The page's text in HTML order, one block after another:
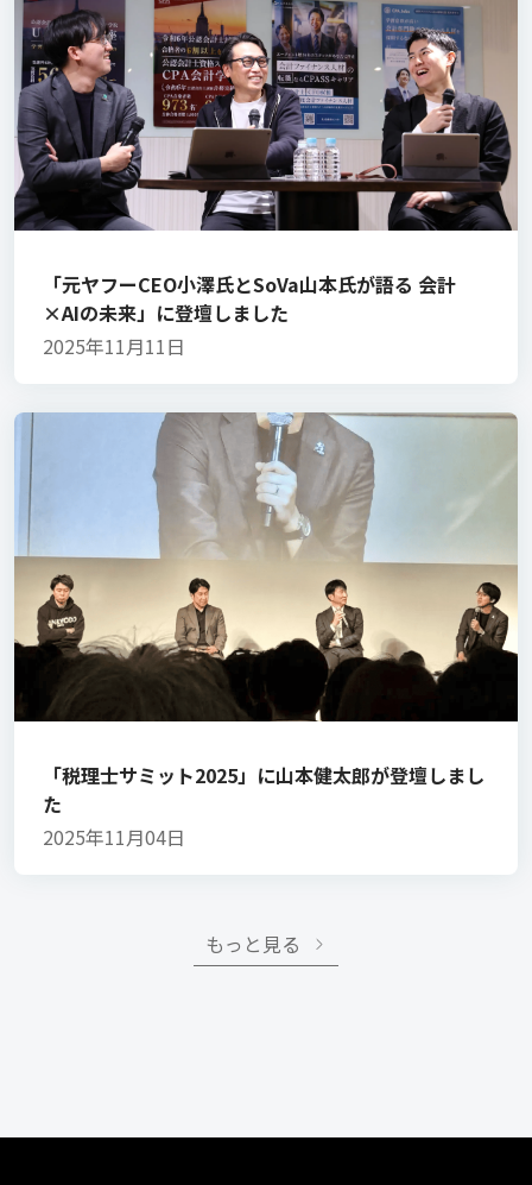
「元ヤフーCEO小澤氏とSoVa山本氏が語る 会計
×AIの未来」に登壇しました
2025年11月11日
「税理士サミット2025」に山本健太郎が登壇しまし
た
2025年11月04日
もっと見る